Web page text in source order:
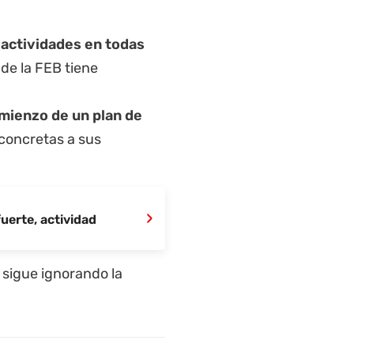
en todas
la FEB tiene
de un plan de
a sus
actividad
›
ignorando la